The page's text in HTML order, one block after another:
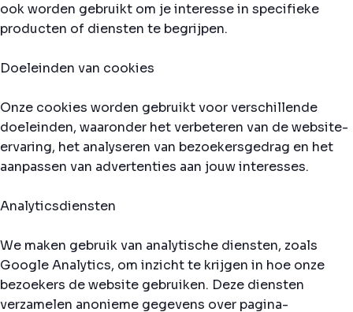
ook worden gebruikt om je interesse in specifieke
producten of diensten te begrijpen.
Doeleinden van cookies
Onze cookies worden gebruikt voor verschillende
doeleinden, waaronder het verbeteren van de website-
ervaring, het analyseren van bezoekersgedrag en het
aanpassen van advertenties aan jouw interesses.
Analyticsdiensten
We maken gebruik van analytische diensten, zoals
Google Analytics, om inzicht te krijgen in hoe onze
bezoekers de website gebruiken. Deze diensten
verzamelen anonieme gegevens over pagina-